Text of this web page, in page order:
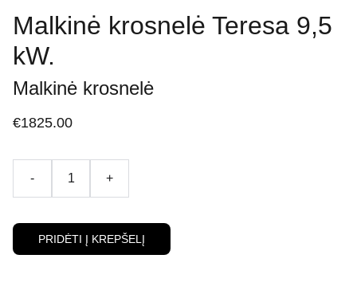
Malkinė krosnelė Teresa 9,5
kW.
Malkinė krosnelė
€1825.00
- +
PRIDĖTI Į KREPŠELĮ